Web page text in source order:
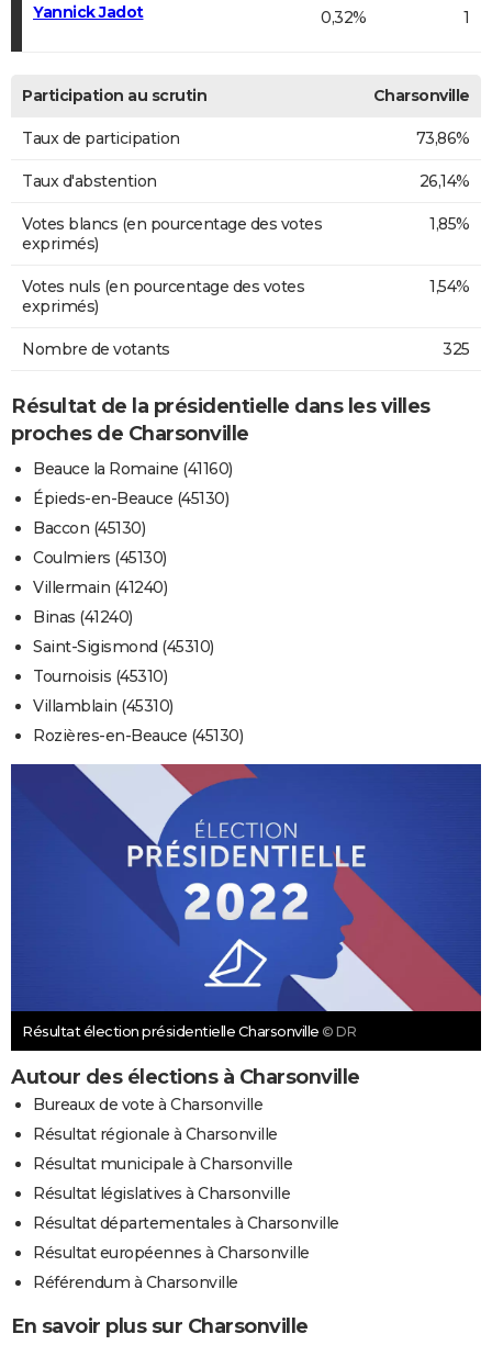
Yannick Jadot 0,32% 1
Participation au scrutin Charsonville
Taux de participation 73,86%
Taux d'abstention 26,14%
Votes blancs (en pourcentage des votes
exprimés)
1,85%
Votes nuls (en pourcentage des votes
exprimés)
1,54%
Nombre de votants 325
Résultat de la présidentielle dans les villes
proches de Charsonville
Beauce la Romaine (41160)
Épieds-en-Beauce (45130)
Baccon (45130)
Coulmiers (45130)
Villermain (41240)
Binas (41240)
Saint-Sigismond (45310)
Tournoisis (45310)
Villamblain (45310)
Rozières-en-Beauce (45130)
Résultat élection présidentielle Charsonville © DR
Autour des élections à Charsonville
Bureaux de vote à Charsonville
Résultat régionale à Charsonville
Résultat municipale à Charsonville
Résultat législatives à Charsonville
Résultat départementales à Charsonville
Résultat européennes à Charsonville
Référendum à Charsonville
En savoir plus sur Charsonville